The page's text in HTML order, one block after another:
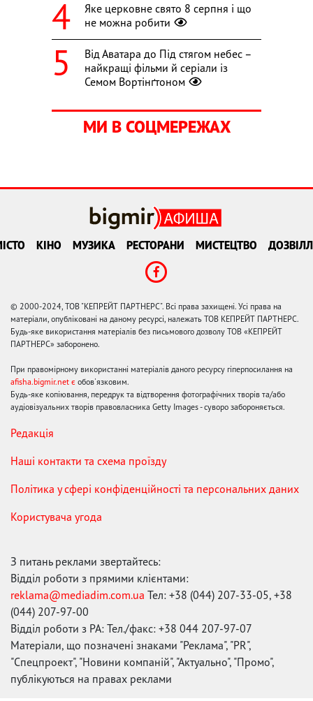
Яке церковне свято 8 серпня і що
не можна робити
Від Аватара до Під стягом небес –
найкращі фільми й серіали із
Семом Вортінґтоном
МИ В СОЦМЕРЕЖАХ
КІНО МУЗИКА РЕСТОРАНИ МИСТЕЦТВО
© 2000-2024, ТОВ "КЕПРЕЙТ ПАРТНЕРС". Всі права захищені. Усі права на
матеріали, опубліковані на даному ресурсі, належать ТОВ КЕПРЕЙТ ПАРТНЕРС.
Будь-яке використання матеріалів без письмового дозволу ТОВ «КЕПРЕЙТ
ПАРТНЕРС» заборонено.
При правомірному використанні матеріалів даного ресурсу гіперпосилання на
afisha.bigmir.net є обов'язковим.
Будь-яке копіювання, передрук та відтворення фотографічних творів та/або
аудіовізуальних творів правовласника Getty Images - суворо забороняється.
Редакція
Наші контакти та схема проїзду
Політика у сфері конфіденційності та персональних даних
Користувача угода
З питань реклами звертайтесь:
Відділ роботи з прямими клієнтами:
reklama@mediadim.com.ua Тел: +38 (044) 207-33-05, +38
(044) 207-97-00
Відділ роботи з РА: Тел./факс: +38 044 207-97-07
Матеріали, що позначені знаками "Реклама", "PR",
"Спецпроект", "Новини компаній", "Актуально", "Промо",
публікуються на правах реклами